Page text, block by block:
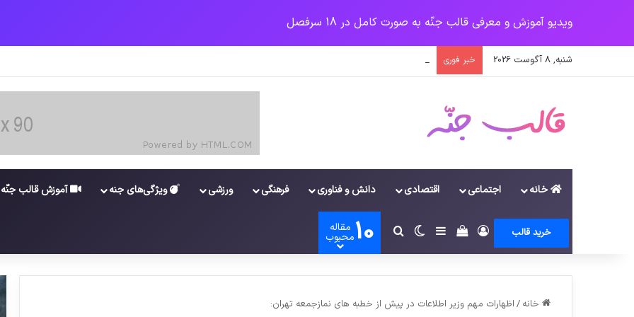
ویدیو آموزش و معرفی قالب جنّه به صورت کامل در 18 سرفصل
شنبه, 8 آگوست 2026 خبر فوری پرداخت حقوق کارکنان دستگاه‌ها در سال ۱۴۰۰ منوط به ثبت اطلاعات کارکنان در سامانه شد
خانه اجتماعی اقتصادی دانش و فناوری فرهنگی ورزشی ویژگی‌های جنه آموزش قالب جنّه
خرید قالب وروددیدن سبد خرید
سایدبارتغییر پوسته
جستجو برای
10 مقاله
محبوب
خانه / اظهارات مهم وزیر اطلاعات در پیش از خطبه های نمازجمعه تهران: